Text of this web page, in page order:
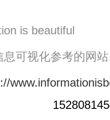
is beautiful
可视化参考的网站